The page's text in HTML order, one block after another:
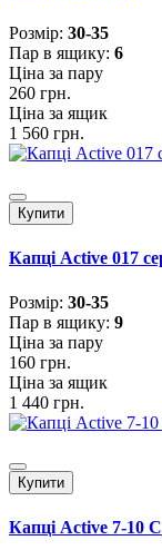
Розмiр: 30-35
Пар в ящику: 6
Ціна за пару
260 грн.
Ціна за ящик
1 560 грн.
Купити
Капці Active 017
Розмiр: 30-35
Пар в ящику: 9
Ціна за пару
160 грн.
Ціна за ящик
1 440 грн.
Купити
Капці Active 7-10 С